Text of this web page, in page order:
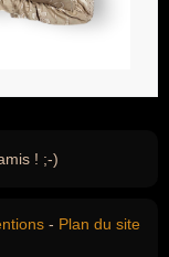
! ;-)
- Plan du site